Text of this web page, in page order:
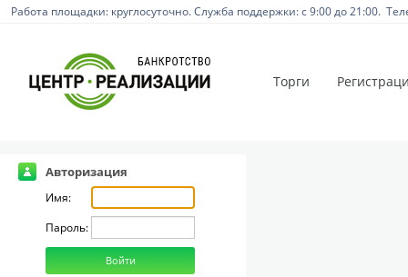
Работа площадки: круглосуточно. Служба поддержки: с 9:00 до 21:00.
Торги
Авторизация
Имя:
Пароль: